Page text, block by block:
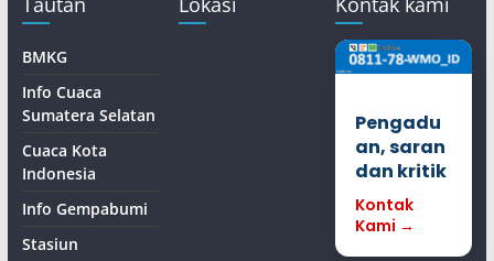
BMKG
Info Cuaca
Sumatera Selatan
Cuaca Kota
Indonesia
Info Gempabumi
Stasiun
Pengadu
an, saran
dan kritik
Kontak
Kami →